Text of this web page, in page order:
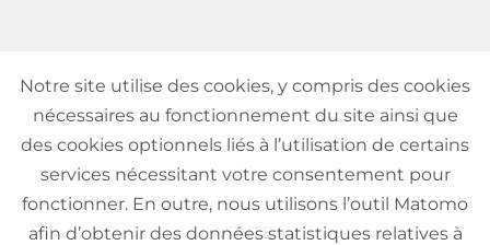
VENTE
Notre site utilise des cookies, y compris des cookies
nécessaires au fonctionnement du site ainsi que
des cookies optionnels liés à l’utilisation de certains
services nécessitant votre consentement pour
fonctionner. En outre, nous utilisons l’outil Matomo
afin d’obtenir des données statistiques relatives à